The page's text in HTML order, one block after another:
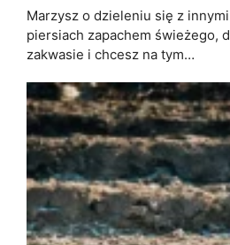
Marzysz o dzieleniu się z
piersiach zapachem świeżego,
zakwasie i chcesz na tym…